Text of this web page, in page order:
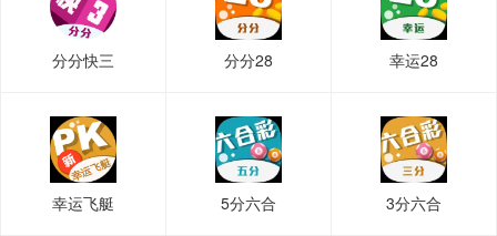
分分快三 分分28 幸运28
幸运飞艇 5分六合 3分六合